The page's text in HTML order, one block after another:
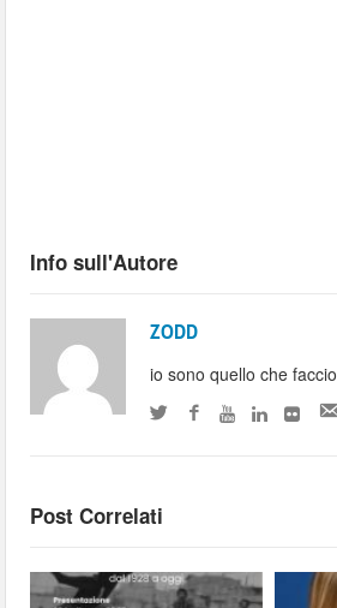
Info sull'Autore
ZODD
io sono quello che faccio
Post Correlati